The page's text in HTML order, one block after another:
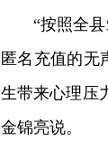
“按照全
匿名充值的无
生带来心理压
金锦亮说。